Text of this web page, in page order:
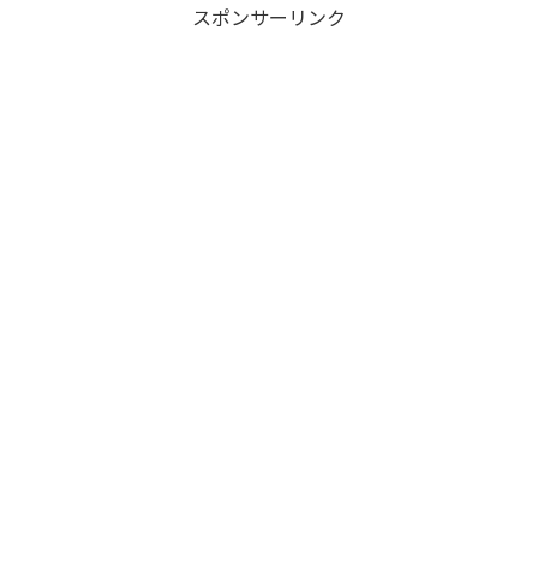
スポンサーリンク